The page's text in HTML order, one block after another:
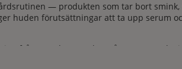
— produkten som tar bort smink,
huden förutsättningar att ta upp serum
från populära märken så som
Comfort Zone och Sensai, med flera — i